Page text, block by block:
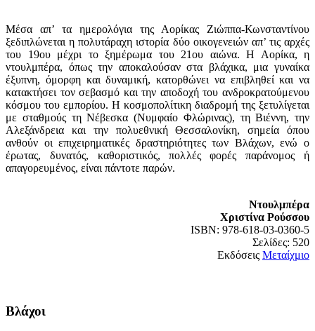
Μέσα απ’ τα ημερολόγια της Αορίκας Ζιώππα-Κωνσταντίνου
ξεδιπλώνεται η πολυτάραχη ιστορία δύο οικογενειών απ’ τις αρχές
του 19ου μέχρι το ξημέρωμα του 21ου αιώνα. Η Αορίκα, η
ντουλμπέρα, όπως την αποκαλούσαν στα βλάχικα, μια γυναίκα
έξυπνη, όμορφη και δυναμική, κατορθώνει να επιβληθεί και να
κατακτήσει τον σεβασμό και την αποδοχή του ανδροκρατούμενου
κόσμου του εμπορίου. Η κοσμοπολίτικη διαδρομή της ξετυλίγεται
με σταθμούς τη Νέβεσκα (Νυμφαίο Φλώρινας), τη Βιέννη, την
Αλεξάνδρεια και την πολυεθνική Θεσσαλονίκη, σημεία όπου
ανθούν οι επιχειρηματικές δραστηριότητες των Βλάχων, ενώ ο
έρωτας, δυνατός, καθοριστικός, πολλές φορές παράνομος ή
απαγορευμένος, είναι πάντοτε παρών.
Ντουλμπέρα
Χριστίνα Ρούσσου
ISBN: 978-618-03-0360-5
Σελίδες: 520
Εκδόσεις Μεταίχμιο
Βλάχοι